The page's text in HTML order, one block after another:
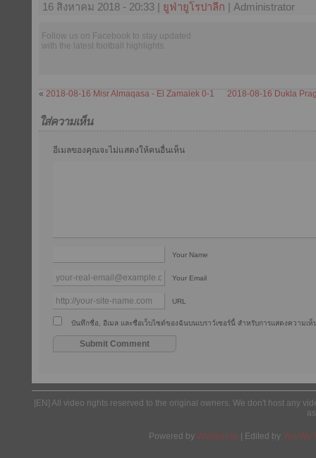
16 สิงหาคม 2018 - 20:33 | ยูฟ่ายูโรปาลีก | Administrator
Follow us on Facebook to stay updated
with the latest football highlights.
« 2018-08-16 Misr Almaqasa - El Zamalek 0-1 2018-08-16 Dukla
ใส่ความเห็น
อีเมลของคุณจะไม่แสดงให้คนอื่นเห็น
Your Name
Your Email
URL
บันทึกชื่อ, อีเมล และชื่อเว็บไซต์ของฉันบนเบราว์เซอร์นี้ สำหรับการแสดงความเห็
[EN] All video rights reserved to the original owners. We don't host any
Powered by Wordpress | Edited by Yes We